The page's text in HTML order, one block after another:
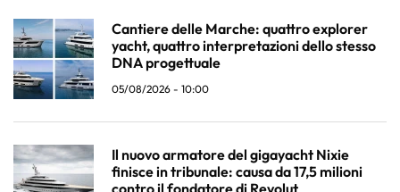
Cantiere delle Marche: quattro explorer
yacht, quattro interpretazioni dello stesso
DNA progettuale
05/08/2026 - 10:00
Il nuovo armatore del gigayacht Nixie
finisce in tribunale: causa da 17,5 milioni
contro il fondatore di Revolut